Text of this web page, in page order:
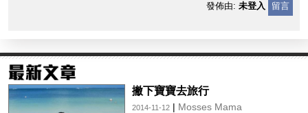
發佈由: 未登入 留言
撇下寶寶去旅行
2014-11-12| Mosses Mama